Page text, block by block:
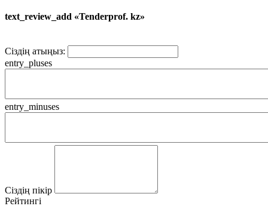
text_review_add «Tenderprof. kz»
Сіздің атыңыз:
entry_pluses
entry_minuses
Сіздің пікір
Рейтингі